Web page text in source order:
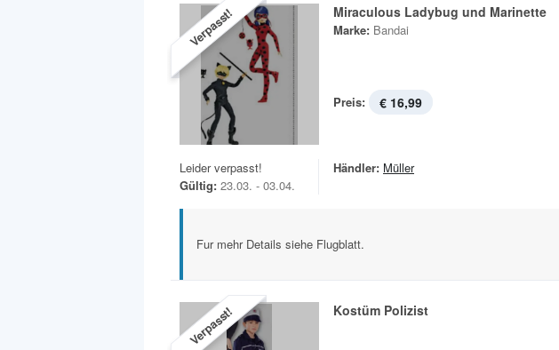
Verpasst! Miraculous Ladybug und Marinette
Marke: Bandai
Preis: € 16,99
Leider verpasst!
Gültig: 23.03. - 03.04.
Händler: Müller
Fur mehr Details siehe Flugblatt.
Verpasst! Kostüm Polizist